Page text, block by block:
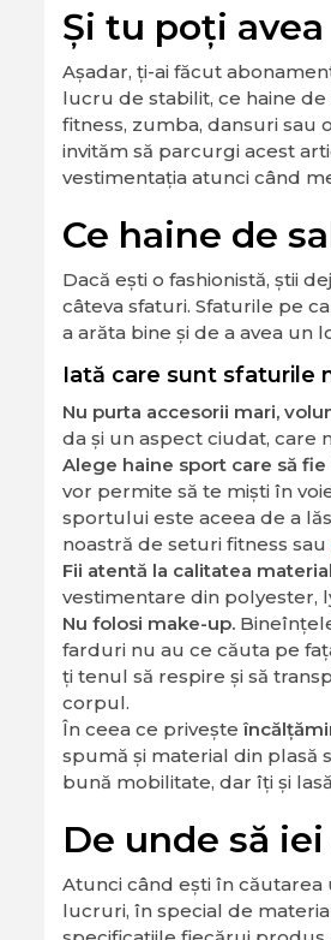
Și tu poți
Așadar, ți-ai făcut
lucru de stabilit, ce haine
fitness, zumba, dansuri sau
invităm să parcurgi acest
vestimentația atunci când
Ce haine de
Dacă ești o fashionistă, știi
câteva sfaturi. Sfaturile pe
a arăta bine și de a avea un
Iată care sunt sfaturile
Nu purta accesorii mari,
da și un aspect ciudat, care
Alege haine sport care să
vor permite să te miști în
sportului este aceea de a
noastră de seturi fitness sau
Fii atentă la calitatea
vestimentare din polyester,
Nu folosi make-up.
farduri nu au ce căuta pe
ți tenul să respire și să
corpul.
În ceea ce privește
spumă și material din plasă
bună mobilitate, dar îți și
De unde să
Atunci când ești în
lucruri, în special de